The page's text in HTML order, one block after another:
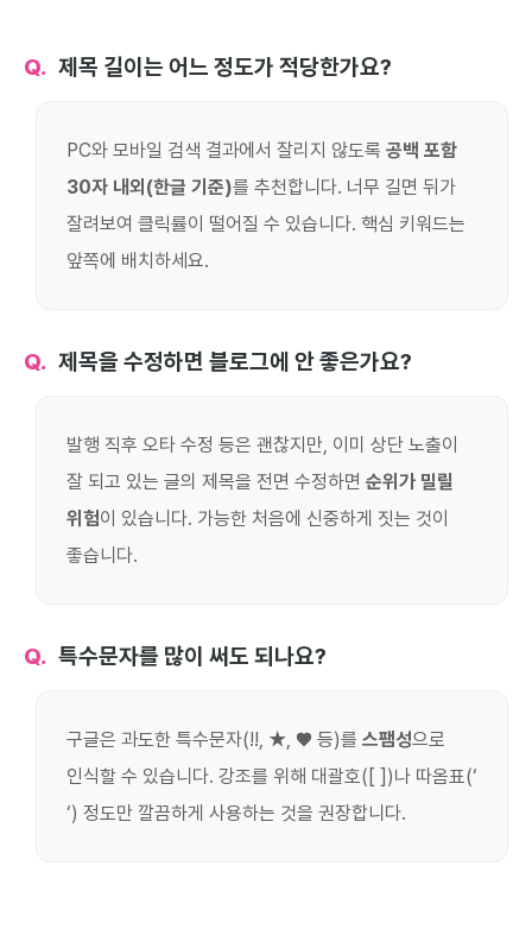
제목 길이는 어느 정도가 적당한가요?
PC와 모바일 검색 결과에서 잘리지 않도록 공백 포함
30자 내외(한글 기준)를 추천합니다. 너무 길면 뒤가
잘려보여 클릭률이 떨어질 수 있습니다. 핵심 키워드는
앞쪽에 배치하세요.
제목을 수정하면 블로그에 안 좋은가요?
발행 직후 오타 수정 등은 괜찮지만, 이미 상단 노출이
잘 되고 있는 글의 제목을 전면 수정하면 순위가 밀릴
위험이 있습니다. 가능한 처음에 신중하게 짓는 것이
좋습니다.
특수문자를 많이 써도 되나요?
구글은 과도한 특수문자(!!, ★, ♥ 등)를 스팸성으로
인식할 수 있습니다. 강조를 위해 대괄호([ ])나 따옴표(‘
‘) 정도만 깔끔하게 사용하는 것을 권장합니다.